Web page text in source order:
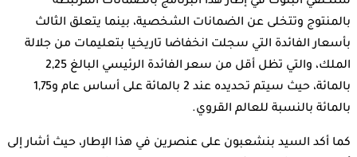
بالمنتوج وتتخلى عن الضمانات الشخصية، بينما يتعلق الثالث
بأسعار الفائدة التي سجلت انخفاضا تاريخيا بتعليمات من جلالة
الملك، والتي تظل أقل من سعر الفائدة الرئيسي البالغ 2,25
بالمائة، حيث سيتم تحديده عند 2 بالمائة على أساس عام و1,75
بالمائة بالنسبة للعالم القروي.
كما أكد السيد بنشعبون على عنصرين في هذا الإطار، حيث أشار إلى